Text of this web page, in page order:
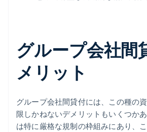
グループ会社間
メリット
グループ会社間貸付には、この種の
限しかねないデメリットもいくつか
は特に厳格な規制の枠組みにあり、